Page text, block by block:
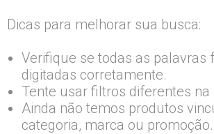
Dicas para melhorar sua busca:
Verifique se todas as palavras
digitadas corretamente.
Tente usar filtros diferentes na
Ainda não temos produtos
categoria, marca ou promoção.